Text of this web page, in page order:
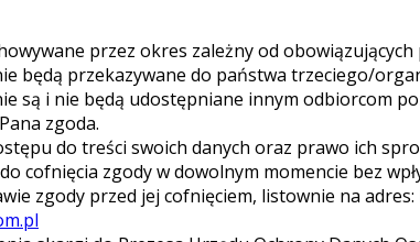
przez okres zależny od
będą przekazywane do państwa trzeciego/
są i nie będą udostępniane innym odbiorcom
zgoda.
do treści swoich danych oraz prawo ich
cofnięcia zgody w dowolnym momencie bez
zgody przed jej cofnięciem, listownie na